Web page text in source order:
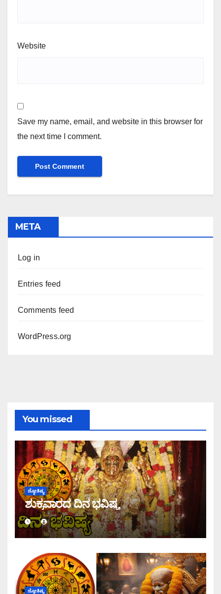
Website
Save my name, email, and website in this browser for
the next time I comment.
META
Log in
Entries feed
Comments feed
WordPress.org
You missed
ಜ್ಯೋತಿಷ್ಯ
ಶುಕ್ರವಾರದ ದಿನ ಭವಿಷ್ಯ
ಜ್ಯೋತಿಷ್ಯ